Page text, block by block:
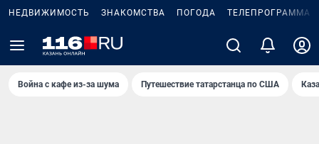
НЕДВИЖИМОСТЬ ЗНАКОМСТВА ПОГОДА ТЕЛЕПРОГРАММА
Война с кафе из-за шума Путешествие татарстанца по США